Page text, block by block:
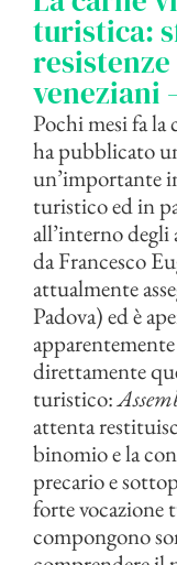
turistica:
veneziani
Pochi mesi fa la
ha pubblicato
un’importante
turistico ed in
all’interno
da Francesco
attualmente
Padova) ed è
direttamente
turistico:
attenta
binomio e la
precario e
forte vocazione
compongono